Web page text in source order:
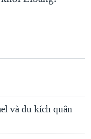
và du kích quân